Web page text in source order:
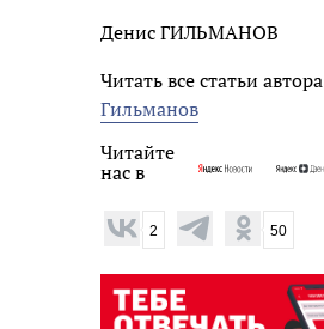
Денис ГИЛЬМАНОВ
Читать все статьи автора
Гильманов
Читайте
нас в
2 50